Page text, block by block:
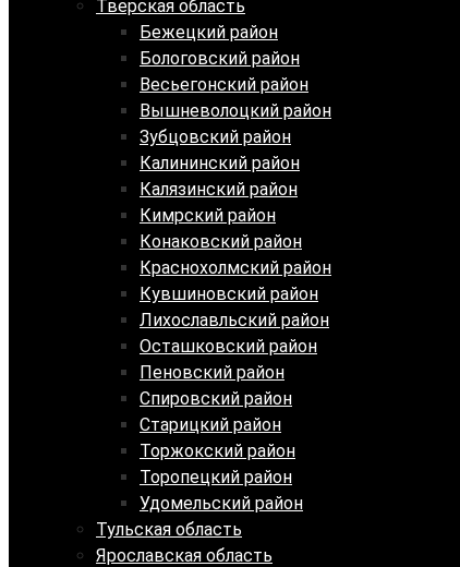
Тверская область
Бежецкий район
Бологовский район
Весьегонский район
Вышневолоцкий район
Зубцовский район
Калининский район
Калязинский район
Кимрский район
Конаковский район
Краснохолмский район
Кувшиновский район
Лихославльский район
Осташковский район
Пеновский район
Спировский район
Старицкий район
Торжокский район
Торопецкий район
Удомельский район
Тульская область
Ярославская область